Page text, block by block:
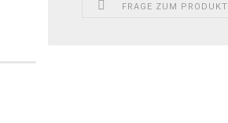
FRAGE ZUM PRODUKT